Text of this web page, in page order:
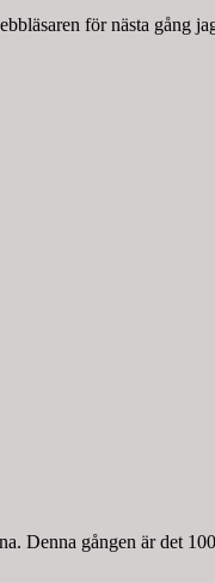
för nästa gång
Denna gången är det